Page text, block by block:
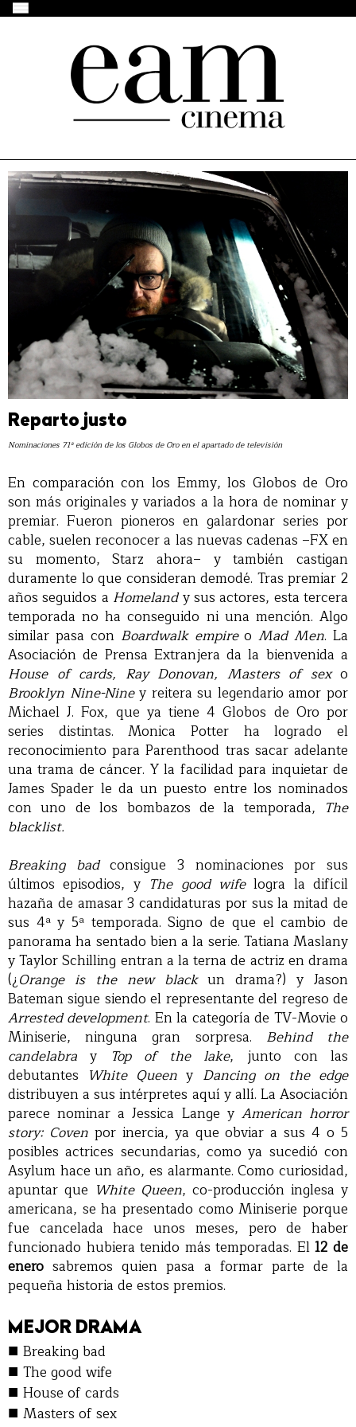
Reparto justo
Nominaciones 71ª edición de los Globos de Oro en el apartado de televisión
En comparación con los Emmy, los Globos de Oro
son más originales y variados a la hora de nominar y
premiar. Fueron pioneros en galardonar series por
cable, suelen reconocer a las nuevas cadenas –FX en
su momento, Starz ahora– y también castigan
duramente lo que consideran demodé. Tras premiar 2
años seguidos a Homelandy sus actores, esta tercera
temporada no ha conseguido ni una mención. Algo
similar pasa con Boardwalk empireoMad Men. La
Asociación de Prensa Extranjera da la bienvenida a
House of cards, Ray Donovan, Masters of sexo
Brooklyn Nine-Niney reitera su legendario amor por
Michael J. Fox, que ya tiene 4 Globos de Oro por
series distintas. Monica Potter ha logrado el
reconocimiento para Parenthood tras sacar adelante
una trama de cáncer. Y la facilidad para inquietar de
James Spader le da un puesto entre los nominados
con uno de los bombazos de la temporada, The
blacklist.
Breaking badconsigue 3 nominaciones por sus
últimos episodios, y The good wifelogra la difícil
hazaña de amasar 3 candidaturas por sus la mitad de
sus 4ª y 5ª temporada. Signo de que el cambio de
panorama ha sentado bien a la serie. Tatiana Maslany
y Taylor Schilling entran a la terna de actriz en drama
(¿Orange is the new blackun drama?) y Jason
Bateman sigue siendo el representante del regreso de
Arrested development. En la categoría de TV-Movie o
Miniserie, ninguna gran sorpresa. Behind the
candelabra y Top of the lake, junto con las
debutantes White Queen y Dancing on the edge
distribuyen a sus intérpretes aquí y allí. La Asociación
parece nominar a Jessica Lange y American horror
story: Covenpor inercia, ya que obviar a sus 4 o 5
posibles actrices secundarias, como ya sucedió con
Asylum hace un año, es alarmante. Como curiosidad,
apuntar que White Queen, co-producción inglesa y
americana, se ha presentado como Miniserie porque
fue cancelada hace unos meses, pero de haber
funcionado hubiera tenido más temporadas. El12 de
enero sabremos quien pasa a formar parte de la
pequeña historia de estos premios.
MEJOR DRAMA
■ Breaking bad
■ The good wife
■ House of cards
■ Masters of sex